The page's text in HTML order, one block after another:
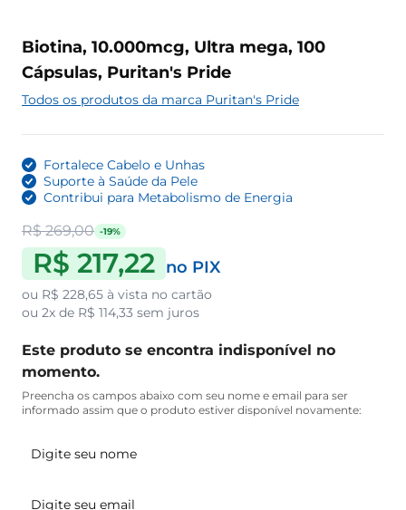
Biotina, 10.000mcg, Ultra mega, 100
Cápsulas, Puritan's Pride
Todos os produtos da marca Puritan's Pride
Fortalece Cabelo e Unhas
Suporte à Saúde da Pele
Contribui para Metabolismo de Energia
R$ 269,00 -19%
R$ 217,22 no PIX
ou R$ 228,65 à vista no cartão
ou 2x de R$ 114,33 sem juros
Este produto se encontra indisponível no
momento.
Preencha os campos abaixo com seu nome e email para ser
informado assim que o produto estiver disponível novamente: